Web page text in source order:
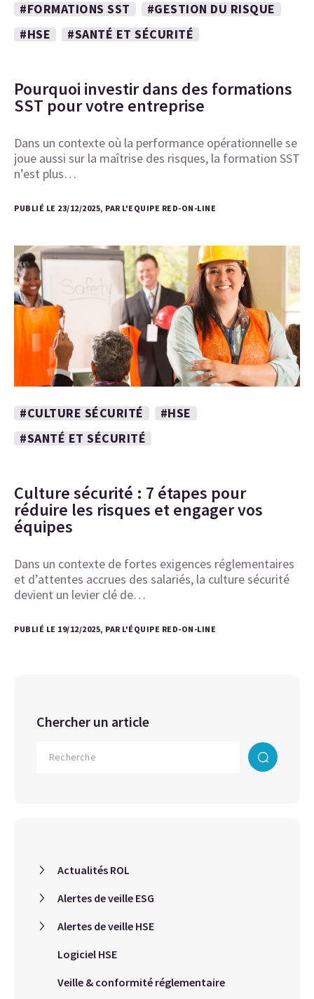
#FORMATIONS SST
#GESTION DU RISQUE
#HSE
#SANTÉ ET SÉCURITÉ
Pourquoi investir dans des formations
SST pour votre entreprise
Dans un contexte où la performance opérationnelle se
joue aussi sur la maîtrise des risques, la formation SST
n’est plus…
PUBLIÉ LE 23/12/2025, PAR L'EQUIPE RED-ON-LINE
#CULTURE SÉCURITÉ
#HSE
#SANTÉ ET SÉCURITÉ
Culture sécurité : 7 étapes pour
réduire les risques et engager vos
équipes
Dans un contexte de fortes exigences réglementaires
et d’attentes accrues des salariés, la culture sécurité
devient un levier clé de…
PUBLIÉ LE 19/12/2025, PAR L'ÉQUIPE RED-ON-LINE
Chercher un article
Actualités ROL
Alertes de veille ESG
Alertes de veille HSE
Logiciel HSE
Veille & conformité réglementaire